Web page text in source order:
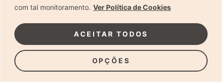
com tal monitoramento. Ver Política de Cookies
OPÇÕES
ACEITAR TODOS
Dica de especialista: como otimizar o fluxo de trabalho
no ensaio newborn?
Dica de especialista: qual o melhor guia de poses para